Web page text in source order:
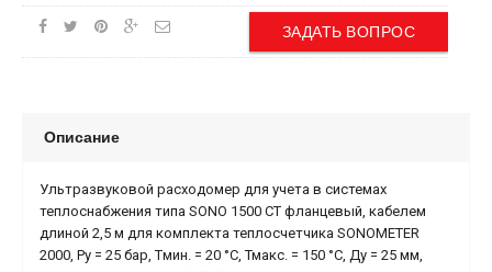
ЗАДАТЬ ВОПРОС
Описание
Ультразвуковой расходомер для учета в системах
теплоснабжения типа SONO 1500 CT фланцевый, кабелем
длиной 2,5 м для комплекта теплосчетчика SONOMETER
2000, Ру = 25 бар, Tмин. = 20 °С, Тмакс. = 150 °С, Ду = 25 мм,